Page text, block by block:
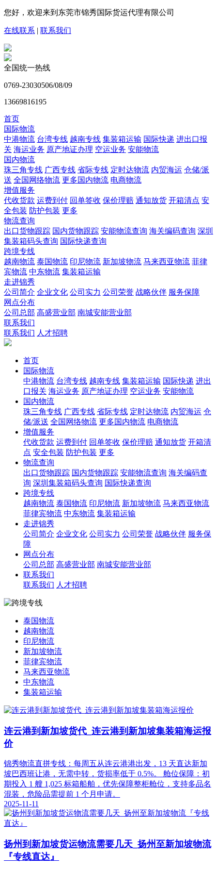
您好，欢迎来到东莞市锦秀国际货运代理有限公司
在线联系 | 联系我们
全国统一热线
0769-23030506/08/09
13669816195
首页
国际物流
中港物流 台湾专线 越南专线 集装箱运输 国际快递 进出口报
关 海运业务 原产地证办理 空运业务 安能物流
国内物流
珠三角专线 广西专线 省际专线 定时达物流 内贸海运 仓储/派
送 全国网络物流 更多国内物流 电商物流
增值服务
代收货款 运费到付 回单签收 保价理赔 通知放货 开箱清点 安
全包装 防护包装 更多
物流查询
出口货物跟踪 国内货物跟踪 安能物流查询 海关编码查询 深圳
集装箱码头查询 国际快递查询
跨境专线
越南物流 泰国物流 印尼物流 新加坡物流 马来西亚物流 菲律
宾物流 中东物流 集装箱运输
走进锦秀
公司简介 企业文化 公司实力 公司荣誉 战略伙伴 服务保障
网点分布
公司总部 高盛营业部 南城安能营业部
联系我们
联系我们 人才招聘
首页
国际物流
中港物流 台湾专线 越南专线 集装箱运输 国际快递 进出
口报关 海运业务 原产地证办理 空运业务 安能物流
国内物流
珠三角专线 广西专线 省际专线 定时达物流 内贸海运 仓
储/派送 全国网络物流 更多国内物流 电商物流
增值服务
代收货款 运费到付 回单签收 保价理赔 通知放货 开箱清
点 安全包装 防护包装 更多
物流查询
出口货物跟踪 国内货物跟踪 安能物流查询 海关编码查
询 深圳集装箱码头查询 国际快递查询
跨境专线
越南物流 泰国物流 印尼物流 新加坡物流 马来西亚物流
菲律宾物流 中东物流 集装箱运输
走进锦秀
公司简介 企业文化 公司实力 公司荣誉 战略伙伴 服务保
障
网点分布
公司总部 高盛营业部 南城安能营业部
联系我们
联系我们 人才招聘
泰国物流
越南物流
印尼物流
新加坡物流
菲律宾物流
马来西亚物流
中东物流
集装箱运输
连云港到新加坡货代_连云港到新加坡集装箱海运报
价
锦秀物流直拼专线：每周五从连云港港出发，13 天直达新加
坡巴西班让港，无需中转，货损率低于 0.5%。 舱位保障：初
期投入 1 艘 1,025 标箱船舶，优先保障整柜舱位，支持多品名
混装，危险品需提前 1 个月申请。
2025-11-11
扬州到新加坡货运物流需要几天_扬州至新加坡物流
『专线直达』